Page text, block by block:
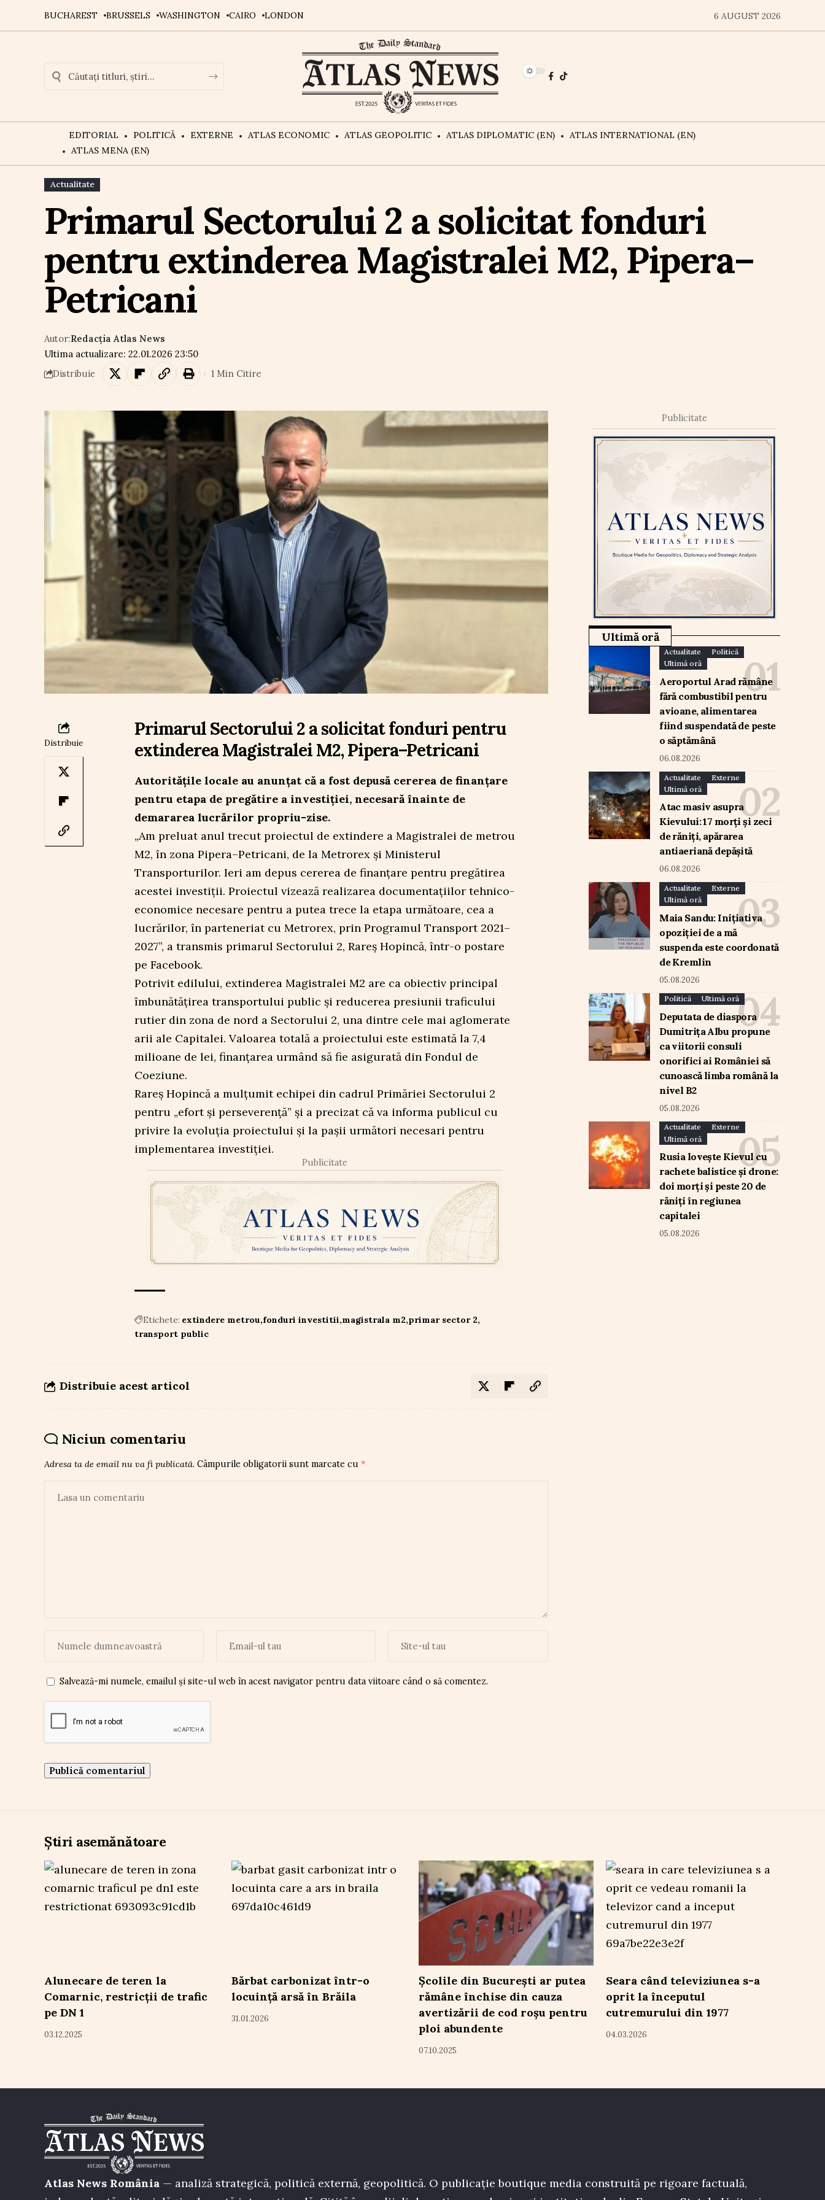
BUCHAREST BRUSSELS WASHINGTON CAIRO LONDON 6 AUGUST 2026
EDITORIAL POLITICĂ EXTERNE ATLAS ECONOMIC ATLAS GEOPOLITIC ATLAS DIPLOMATIC (EN)
ATLAS INTERNATIONAL (EN)
ATLAS MENA (EN)
Actualitate
Primarul Sectorului 2 a solicitat fonduri
pentru extinderea Magistralei M2, Pipera–
Petricani
Ultima actualizare: 22.01.2026 23:50
Autor:Redacția Atlas News
Distribuie 1 Min Citire
Distribuie
Primarul Sectorului 2 a solicitat fonduri pentru
extinderea Magistralei M2, Pipera–Petricani
Autoritățile locale au anunțat că a fost depusă cererea de finanțare
pentru etapa de pregătire a investiției, necesară înainte de
demararea lucrărilor propriu-zise.
„Am preluat anul trecut proiectul de extindere a Magistralei de metrou
M2, în zona Pipera–Petricani, de la Metrorex și Ministerul
Transporturilor. Ieri am depus cererea de finanțare pentru pregătirea
acestei investiții. Proiectul vizează realizarea documentațiilor tehnico-
economice necesare pentru a putea trece la etapa următoare, cea a
lucrărilor, în parteneriat cu Metrorex, prin Programul Transport 2021–
2027”, a transmis primarul Sectorului 2, Rareș Hopincă, într-o postare
pe Facebook.
Potrivit edilului, extinderea Magistralei M2 are ca obiectiv principal
îmbunătățirea transportului public și reducerea presiunii traficului
rutier din zona de nord a Sectorului 2, una dintre cele mai aglomerate
arii ale Capitalei. Valoarea totală a proiectului este estimată la 7,4
milioane de lei, finanțarea urmând să fie asigurată din Fondul de
Coeziune.
Rareș Hopincă a mulțumit echipei din cadrul Primăriei Sectorului 2
pentru „efort și perseverență” și a precizat că va informa publicul cu
privire la evoluția proiectului și la pașii următori necesari pentru
implementarea investiției.
Publicitate
Etichete: extindere metrou fonduri investitii magistrala m2 primar sector 2
transport public
Distribuie acest articol
Niciun comentariu
Adresa ta de email nu va fi publicată. Câmpurile obligatorii sunt marcate cu *
Salvează-mi numele, emailul și site-ul web în acest navigator pentru data viitoare când o să comentez.
Publicitate
Ultimă oră
Actualitate
Politică
Ultimă oră
Aeroportul Arad rămâne
fără combustibil pentru
avioane, alimentarea
fiind suspendată de peste
o săptămână
06.08.2026
Actualitate
Externe
Ultimă oră
Atac masiv asupra
Kievului: 17 morți și zeci
de răniți, apărarea
antiaeriană depășită
06.08.2026
Actualitate
Externe
Ultimă oră
Maia Sandu: Inițiativa
opoziției de a mă
suspenda este coordonată
de Kremlin
05.08.2026
Politică Ultimă oră
Deputata de diaspora
Dumitrița Albu propune
ca viitorii consuli
onorifici ai României să
cunoască limba română la
nivel B2
05.08.2026
Actualitate
Externe
Ultimă oră
Rusia lovește Kievul cu
rachete balistice și drone:
doi morți și peste 20 de
răniți în regiunea
capitalei
05.08.2026
Știri asemănătoare
Alunecare de teren la
Comarnic, restricții de trafic
pe DN 1
03.12.2025
Bărbat carbonizat într-o
locuință arsă în Brăila
31.01.2026
Școlile din București ar putea
rămâne închise din cauza
avertizării de cod roșu pentru
ploi abundente
07.10.2025
Seara când televiziunea s-a
oprit la începutul
cutremurului din 1977
04.03.2026
Atlas News România — analiză strategică, politică externă, geopolitică. O publicație boutique media construită pe rigoare factuală,